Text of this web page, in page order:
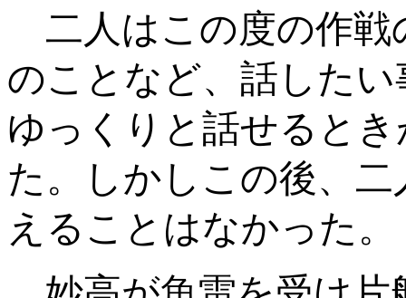
二人はこの度の作戦
のことなど、話した
ゆっくりと話せると
た。しかしこの後、
えることはなかった。